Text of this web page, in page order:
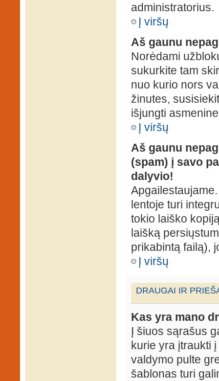
administratorius.
Į viršų
Aš gaunu
Norėdami
sukurkite tam
nuo kurio nors
žinutes,
išjungti
Į viršų
Aš gaunu
(spam) į savo
dalyvio!
lentoje turi
tokio laiško
laišką
prikabintą failą),
Į viršų
DRAUGAI IR
Kas yra mano
Į šiuos sąrašus
kurie yra įtraukti
valdymo pulte
šablonas turi